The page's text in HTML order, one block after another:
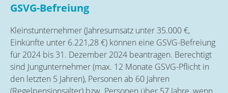
GSVG-Befreiung
Kleinstunternehmer (Jahresumsatz unter 35.000 €,
Einkünfte unter 6.221,28 €) können eine GSVG-Befreiung
für 2024 bis 31. Dezember 2024 beantragen. Berechtigt
sind Jungunternehmer (max. 12 Monate GSVG-Pflicht in
den letzten 5 Jahren), Personen ab 60 Jahren